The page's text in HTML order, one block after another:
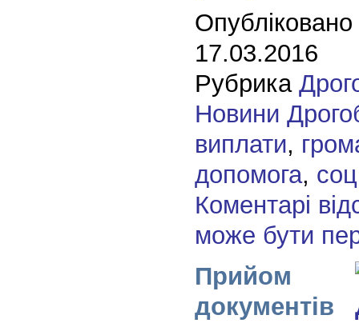
17.03.2016
Рубрика
Новини
виплати,
допомога,
Коментарі
може бути
Прийом
документів